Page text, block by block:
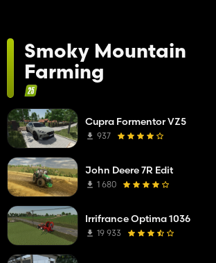
Smoky Mountain
Farming
Cupra Formentor VZ5
937
John Deere 7R Edit
1 680
Irrifrance Optima 1036
19 933